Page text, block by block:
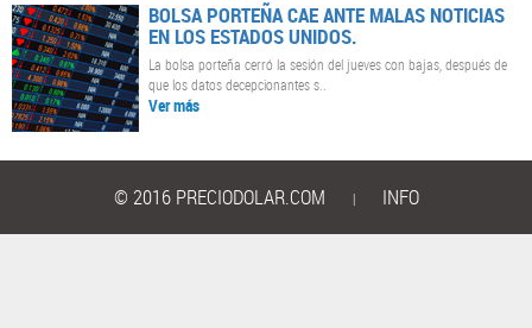
BOLSA PORTEÑA CAE ANTE MALAS NOTICIAS
EN LOS ESTADOS UNIDOS.
La bolsa porteña cerró la sesión del jueves con bajas, después de
que los datos decepcionantes s..
Ver más
© 2016 PRECIODOLAR.COM | INFO